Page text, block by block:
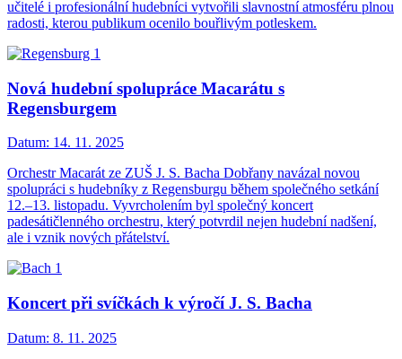
učitelé i profesionální hudebníci vytvořili slavnostní atmosféru plnou
radosti, kterou publikum ocenilo bouřlivým potleskem.
Nová hudební spolupráce Macarátu s
Regensburgem
Datum: 14. 11. 2025
Orchestr Macarát ze ZUŠ J. S. Bacha Dobřany navázal novou
spolupráci s hudebníky z Regensburgu během společného setkání
12.–13. listopadu. Vyvrcholením byl společný koncert
padesátičlenného orchestru, který potvrdil nejen hudební nadšení,
ale i vznik nových přátelství.
Koncert při svíčkách k výročí J. S. Bacha
Datum: 8. 11. 2025